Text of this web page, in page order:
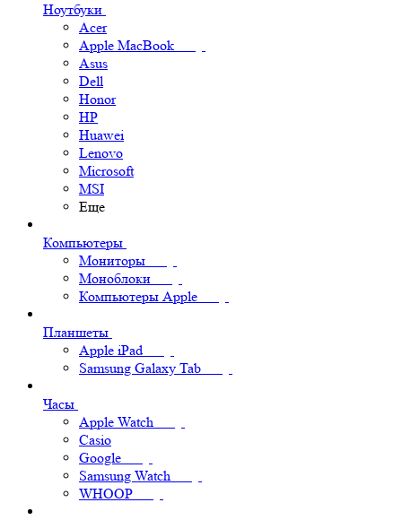
Ноутбуки
Acer
Apple MacBook
Asus
Dell
Honor
HP
Huawei
Lenovo
Microsoft
MSI
Еще
Компьютеры
Мониторы
Моноблоки
Компьютеры Apple
Планшеты
Apple iPad
Samsung Galaxy Tab
Часы
Apple Watch
Casio
Google
Samsung Watch
WHOOP